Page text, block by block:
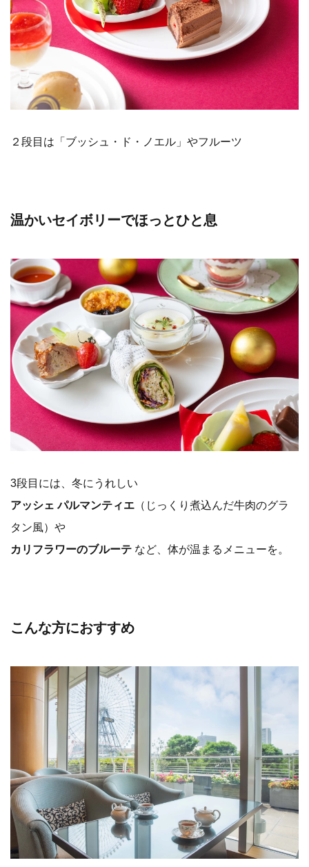
２段目は「ブッシュ・ド・ノエル」やフルーツ
温かいセイボリーでほっとひと息
3段目には、冬にうれしい
アッシェ パルマンティエ （じっくり煮込んだ牛肉のグラ
タン風）や
カリフラワーのブルーテ など、体が温まるメニューを。
こんな方におすすめ